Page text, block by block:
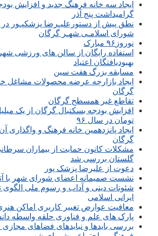
گرامیداشت پنج آذر
نطق پیش از دستورعلیـرضا پزشکپـور
شورای اسلامـی شهـر گرگان
نوروز۹۶ مبارک
استفاده رایگان از سالن های ورزشی
بهبودیافتگان اعتیاد
مسابقه بزرگ هفت سین
ایجاد بازارچه عرضه محصولات مشاغل
گرگان
تقاطع غیر همسطح گرگان
افزایش بودجه بسکتبال گرگان از یک
تومان در سال ۹۶
ایجاد پانزدهمین خانه فرهنگ و واگذاری
گرگان
مشکلات کانون حمایت از بیماران
گلستان بررسی شد
دعوت از علیرضا پزشک پور
نشست صمیمانه اعضای شورای شهر با
شئونات دینی و آداب و رسوم ملی الگوی
ایرانی اسلامی
معافیت عوارض تغییر کاربری اماکن
پارک های علم و فناوری حلقه واسطه
بررسی بایدها و نبایدهای فضاهای